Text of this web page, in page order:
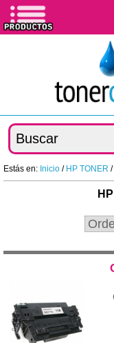
Estás en: Inicio / HP TONER /